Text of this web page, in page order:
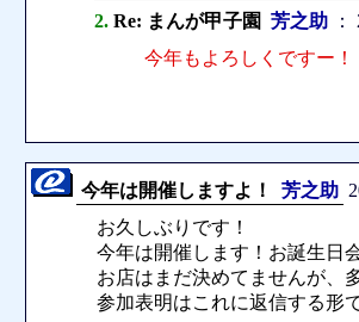
2. Re: まんが甲子園 芳之助 ：
今年もよろしくですー！
今年は開催しますよ！ 芳之助
お久しぶりです！
今年は開催します！お誕生日
お店はまだ決めてませんが、
参加表明はこれに返信する形